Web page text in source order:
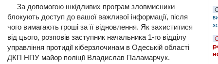
За допомогою шкідливих програм зловмисники
блокують доступ до вашої важливої інформації, після
чого вимагають гроші за її відновлення. Як захиститися
від цього, розповів заступник начальника 1-го відділу
управління протидії кіберзлочинам в Одеській області
ДКП НПУ майор поліції Владислав Паламарчук.